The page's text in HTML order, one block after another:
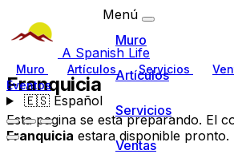
A Spanish Life
Muro Artículos Servicios
Eventos
🇪🇸Español
Menú
Muro
Artículos
Servicios
Ventas
Franquicia
Esta pagina se esta preparando. El
Franquicia estara disponible pronto.